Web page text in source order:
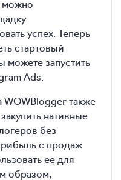
можно
успех. Теперь
стартовый
запустить
Ads.
WOWBlogger также
нативные
без
с продаж
ее для
образом,